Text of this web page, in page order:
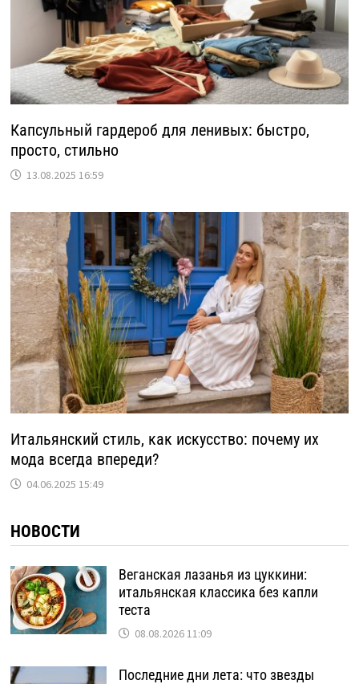
Капсульный гардероб для ленивых: быстро,
просто, стильно
13.08.2025 16:59
Итальянский стиль, как искусство: почему их
мода всегда впереди?
04.06.2025 15:49
НОВОСТИ
Веганская лазанья из цуккини:
итальянская классика без капли
теста
08.08.2026 11:09
Последние дни лета: что звезды